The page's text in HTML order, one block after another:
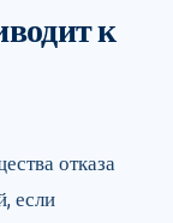
к
отказа
если